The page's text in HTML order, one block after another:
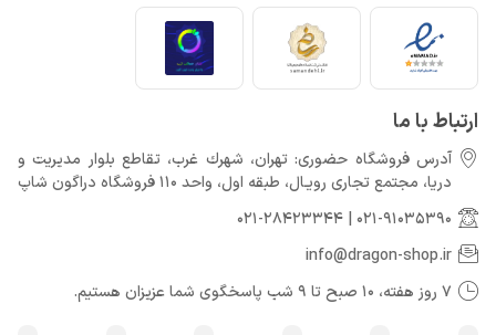
ارتباط با ما
آدرس فروشگاه حضوری: تهران، شهرك غرب، تقاطع بلوار مدیریت و
دريا، مجتمع تجارى رويـال، طبقه اول، واحد 110 فروشگاه دراگون شاپ
021-91035390
021-28423344
info@dragon-shop.ir
7 روز هفته، 10 صبح تا 9 شب پاسخگوی شما عزیزان هستیم.